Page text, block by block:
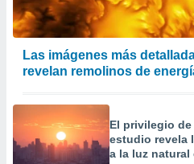
Las imágenes más
revelan remolinos de
El privilegio de
estudio revela
a la luz natural